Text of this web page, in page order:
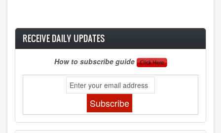
RECEIVE DAILY UPDATES
How to subscribe guide